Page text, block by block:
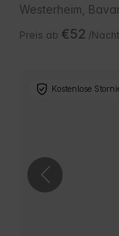
Westerheim,
Preis ab €52 /Nacht
Kostenlose